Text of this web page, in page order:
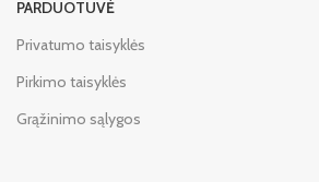
PARDUOTUVĖ
Privatumo taisyklės
Pirkimo taisyklės
Grąžinimo sąlygos